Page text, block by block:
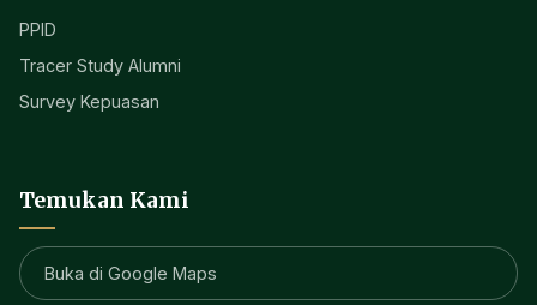
PPID
Tracer Study Alumni
Survey Kepuasan
Temukan Kami
Buka di Google Maps